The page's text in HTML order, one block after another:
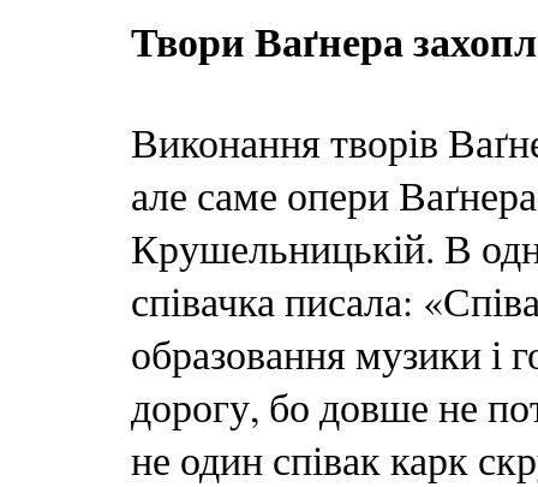
Твори Ваґнера
Виконання творів
але саме опери
Крушельницькій. В
співачка писала:
образовання музики і
дорогу, бо довше не
не один співак карк